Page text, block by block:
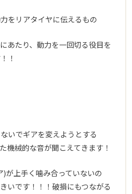
をリアタイヤに伝えるもの
あたり、動力を一回切る役目を
！
いでギアを変えようとする
機械的な音が聞こえてきます！
が上手く噛み合っていないの
いです！！！破損にもつながる